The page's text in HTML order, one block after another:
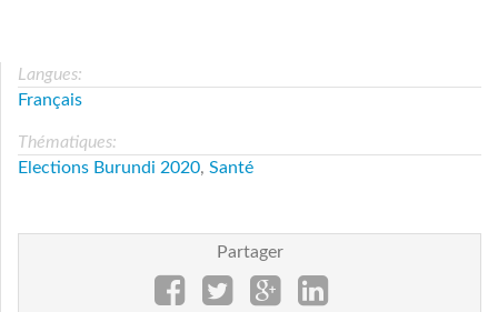
Langues:
Français
Thématiques:
Elections Burundi 2020, Santé
Partager